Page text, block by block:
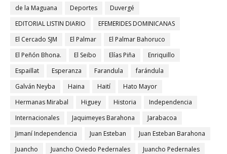
de la Maguana
Deportes
Duvergé
EDITORIAL LISTIN DIARIO
EFEMERIDES DOMINICANAS
El Cercado SJM
El Palmar
El Palmar Bahoruco
El Peñón Bhona.
El Seibo Elías Piña
Enriquillo
Espaillat
Esperanza Farandula
farándula
Galván Neyba
Haina Haití
Hato Mayor
Hermanas Mirabal
Higuey Historia
Independencia
Internacionales
Jaquimeyes Barahona
Jarabacoa
Jimaní Independencia
Juan Esteban
Juan Esteban Barahona
Juancho
Juancho Oviedo Pedernales
Juancho Pedernales